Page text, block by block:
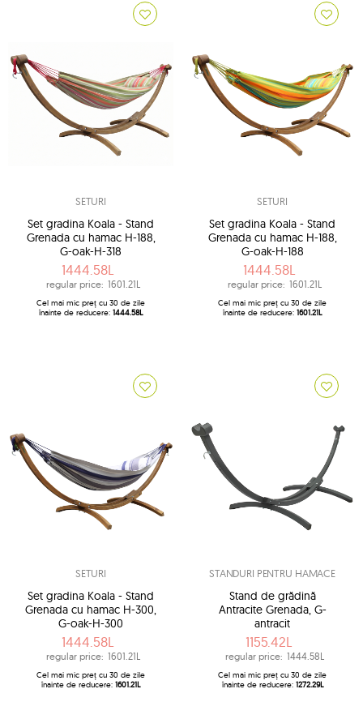
SETURI
Set gradina Koala - Stand
Grenada cu hamac H-188,
G-oak-H-318
1444.58L
regular price: 1601.21L
Cel mai mic preț cu 30 de zile
înainte de reducere: 1444.58L
SETURI
Set gradina Koala - Stand
Grenada cu hamac H-188,
G-oak-H-188
1444.58L
regular price: 1601.21L
Cel mai mic preț cu 30 de zile
înainte de reducere: 1601.21L
SETURI
Set gradina Koala - Stand
Grenada cu hamac H-300,
G-oak-H-300
1444.58L
regular price: 1601.21L
Cel mai mic preț cu 30 de zile
înainte de reducere: 1601.21L
STANDURI PENTRU HAMACE
Stand de grădină
Antracite Grenada, G-
antracit
1155.42L
regular price: 1444.58L
Cel mai mic preț cu 30 de zile
înainte de reducere: 1272.29L